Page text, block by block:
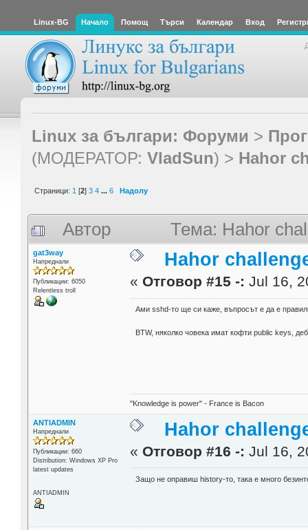
Linux-BG Начало Помощ Търси Календар Вход
Linux за българи: Форуми >
(МОДЕРАТОР: VladSun) > Hahor
Страници: 1 [2] 3 4 ... 6 Надолу
Автор Тема: Hahor
gat3way
Напреднали
Публикации: 6050
Relentless troll
Hahor
« Отговор #15 -: Jul 16,
Ами sshd-то ще си каже, въпросът е да е
BTW, няколко човека имат кофти public keys,
"Knowledge is power" - France is Bacon
ANTIADMIN
Напреднали
Публикации: 660
Distribution: Windows XP Pro
latest updates
ANTIADMIN
Hahor
« Отговор #16 -: Jul 16,
Защо не оправиш history-то, така е много